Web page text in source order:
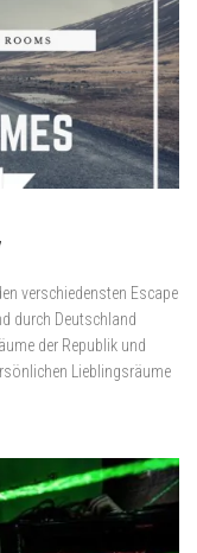
verschiedensten Escape
durch Deutschland
der Republik und
Lieblingsräume